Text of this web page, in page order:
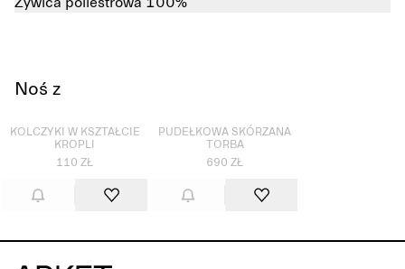
Noś z
KOLCZYKI W KSZTAŁCIE
KROPLI
110 ZŁ
PUDEŁKOWA SKÓRZANA
TORBA
690 ZŁ